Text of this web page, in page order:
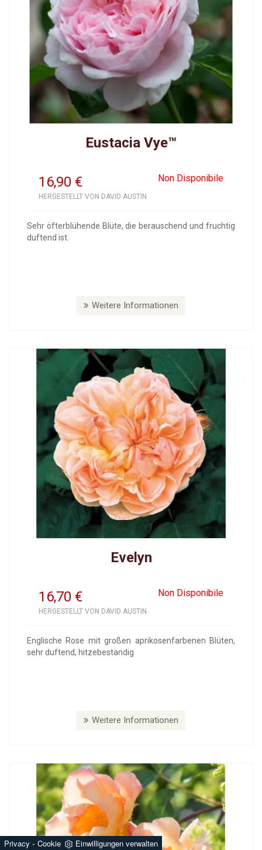
Eustacia Vye™
16,90 Non Disponibile
€
HERGESTELLT VON DAVID AUSTIN
Sehr öfterblühende Blüte, die berauschend und fruchtig
duftend ist.
Weitere Informationen
Evelyn
16,70 Non Disponibile
€
HERGESTELLT VON DAVID AUSTIN
Englische Rose mit großen aprikosenfarbenen Blüten,
sehr duftend, hitzebeständig
Weitere Informationen
Privacy - Cookie Einwilligungen verwalten